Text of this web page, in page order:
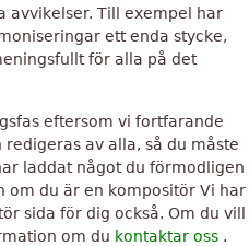
avvikelser. Till exempel har
ett enda stycke,
för alla på det
eftersom vi fortfarande
av alla, så du måste
laddat något du förmodligen
om du är en kompositör Vi har
sida för dig också. Om du vill
om du kontaktar oss .